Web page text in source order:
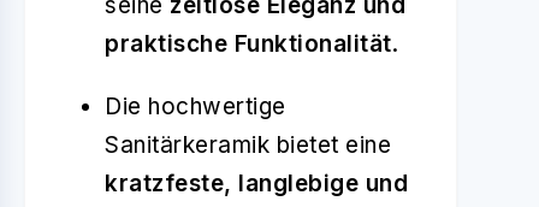
praktische Funktionalität.
Die hochwertige
Sanitärkeramik bietet eine
kratzfeste, langlebige und